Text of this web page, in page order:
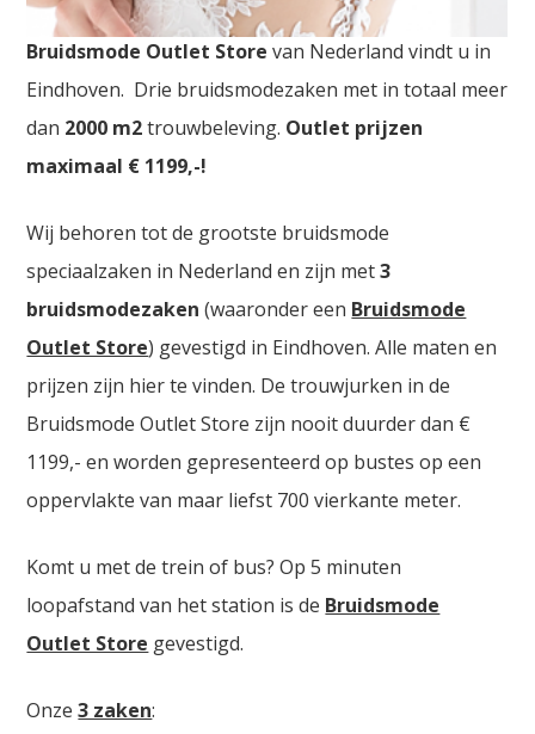
Bruidsmodezaken Zoetermeer. Degrootste
Bruidsmode Outlet Store van Nederland vindt u in
Eindhoven. Drie bruidsmodezaken met in totaal meer
dan 2000 m2trouwbeleving. Outlet prijzen
maximaal € 1199,-!
Wij behoren tot de grootste bruidsmode
speciaalzaken in Nederland en zijn met3
bruidsmodezaken (waaronder een Bruidsmode
Outlet Store) gevestigd in Eindhoven. Alle maten en
prijzen zijn hier te vinden. De trouwjurken in de
Bruidsmode Outlet Store zijn nooit duurder dan €
1199,- en worden gepresenteerd op bustes op een
oppervlakte van maar liefst 700 vierkante meter.
Komt u met de trein of bus? Op 5 minuten
loopafstand van het station is de Bruidsmode
Outlet Store gevestigd.
Onze3 zaken: